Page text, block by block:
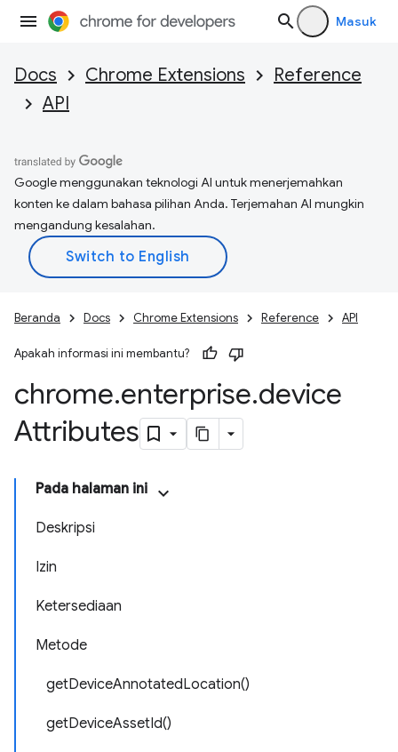
Masuk
Docs Chrome Extensions
Reference
API
Google menggunakan teknologi AI untuk menerjemahkan
konten ke dalam bahasa pilihan Anda. Terjemahan AI mungkin
mengandung kesalahan.
Beranda Docs Chrome Extensions Reference API
Apakah informasi ini membantu?
chrome.enterprise.device
Attributes
Pada halaman ini
Deskripsi
Izin
Ketersediaan
Metode
getDeviceAnnotatedLocation()
getDeviceAssetId()